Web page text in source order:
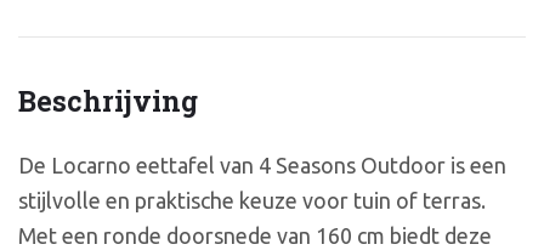
Beschrijving
De Locarno eettafel van 4 Seasons Outdoor is een
stijlvolle en praktische keuze voor tuin of terras.
Met een ronde doorsnede van 160 cm biedt deze